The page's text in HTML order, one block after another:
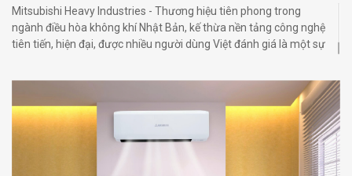
Mitsubishi Heavy Industries - Thương hiệu tiên phong trong
ngành điều hòa không khí Nhật Bản, kế thừa nền tảng công nghệ
tiên tiến, hiện đại, được nhiều người dùng Việt đánh giá là một sự